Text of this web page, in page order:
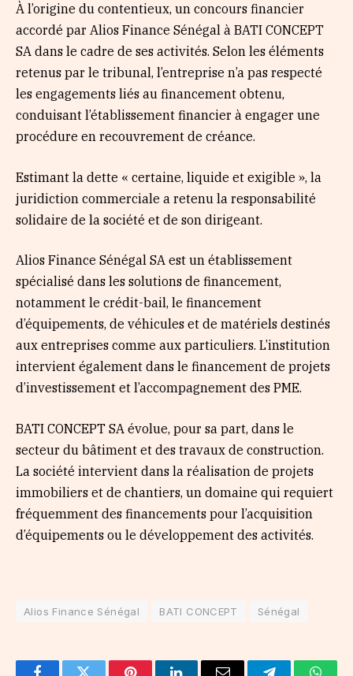
À l’origine du contentieux, un concours financier
accordé par Alios Finance Sénégal à BATI CONCEPT
SA dans le cadre de ses activités. Selon les éléments
retenus par le tribunal, l’entreprise n’a pas respecté
les engagements liés au financement obtenu,
conduisant l’établissement financier à engager une
procédure en recouvrement de créance.
Estimant la dette « certaine, liquide et exigible », la
juridiction commerciale a retenu la responsabilité
solidaire de la société et de son dirigeant.
Alios Finance Sénégal SA est un établissement
spécialisé dans les solutions de financement,
notamment le crédit-bail, le financement
d’équipements, de véhicules et de matériels destinés
aux entreprises comme aux particuliers. L’institution
intervient également dans le financement de projets
d’investissement et l’accompagnement des PME.
BATI CONCEPT SA évolue, pour sa part, dans le
secteur du bâtiment et des travaux de construction.
La société intervient dans la réalisation de projets
immobiliers et de chantiers, un domaine qui requiert
fréquemment des financements pour l’acquisition
d’équipements ou le développement des activités.
Alios Finance Sénégal BATI CONCEPT Sénégal